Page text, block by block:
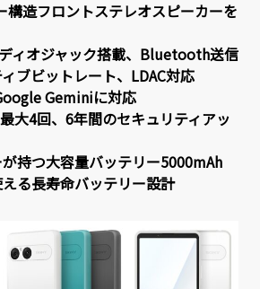
構造フロントステレオスピーカーを
ィオジャック搭載、Bluetooth送信
ブビットレート、LDAC対応
Geminiに対応
大4回、6年間のセキュリティアッ
持つ大容量バッテリー5000mAh
る長寿命バッテリー設計